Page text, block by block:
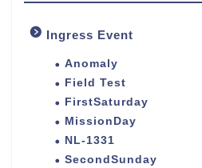
Ingress Event
Anomaly
Field Test
FirstSaturday
MissionDay
NL-1331
SecondSunday